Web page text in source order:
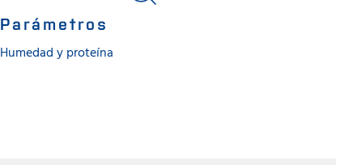
Parámetros
Humedad y proteína